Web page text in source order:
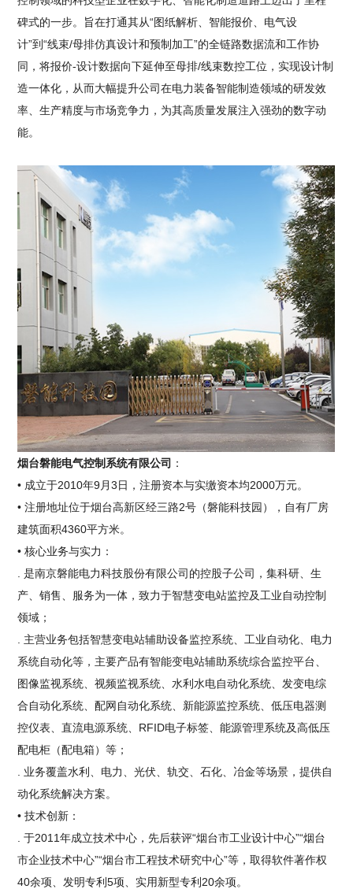
碑式的一步。旨在打通其从“图纸解析、智能报价、电气设
计”到“线束/母排仿真设计和预制加工”的全链路数据流和工作协
同，将报价-设计数据向下延伸至母排/线束数控工位，实现设计制
造一体化，从而大幅提升公司在电力装备智能制造领域的研发效
率、生产精度与市场竞争力，为其高质量发展注入强劲的数字动
能。
烟台磐能电气控制系统有限公司 ：
• 成立于2010年9月3日，注册资本与实缴资本均2000万元。
• 注册地址位于烟台高新区经三路2号（磐能科技园），自有厂房
建筑面积4360平方米。
• 核心业务与实力：
. 是南京磐能电力科技股份有限公司的控股子公司，集科研、生
产、销售、服务为一体，致力于智慧变电站监控及工业自动控制
领域；
. 主营业务包括智慧变电站辅助设备监控系统、工业自动化、电力
系统自动化等，主要产品有智能变电站辅助系统综合监控平台、
图像监视系统、视频监视系统、水利水电自动化系统、发变电综
合自动化系统、配网自动化系统、新能源监控系统、低压电器测
控仪表、直流电源系统、RFID电子标签、能源管理系统及高低压
配电柜（配电箱）等；
. 业务覆盖水利、电力、光伏、轨交、石化、冶金等场景，提供自
动化系统解决方案。
• 技术创新：
. 于2011年成立技术中心，先后获评“烟台市工业设计中心”“烟台
市企业技术中心”“烟台市工程技术研究中心”等，取得软件著作权
40余项、发明专利5项、实用新型专利20余项。